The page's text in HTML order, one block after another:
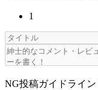
1
NG投稿ガイドライ